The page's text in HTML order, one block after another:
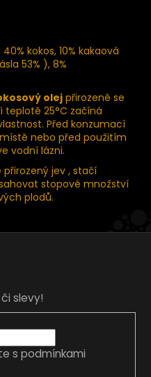
kokos, 10% kakaová
53% ), 8%
olej přirozeně se
teplotě 25°C začíná
Před konzumací
nebo před použitím
vodní lázni.
jev , stačí
stopové množství
plodů.
slevy!
s podmínkami